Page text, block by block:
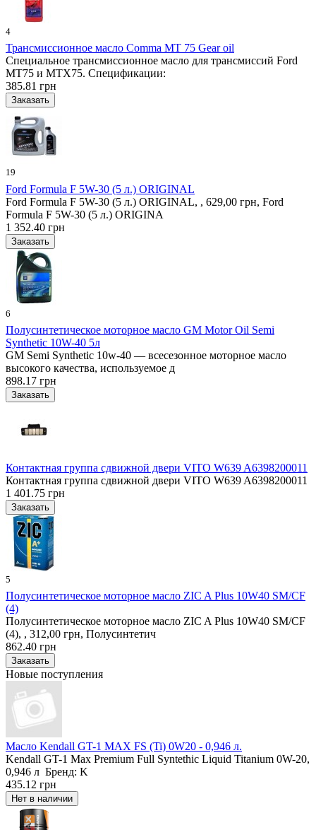
4
Трансмиссионное масло Comma MT 75 Gear oil
Специальное трансмиссионное масло для трансмиссий Ford
MT75 и MTX75. Спецификации:
385.81 грн
19
Ford Formula F 5W-30 (5 л.) ORIGINAL
Ford Formula F 5W-30 (5 л.) ORIGINAL, , 629,00 грн, Ford
Formula F 5W-30 (5 л.) ORIGINA
1 352.40 грн
6
Полусинтетическое моторное масло GM Motor Oil Semi
Synthetic 10W-40 5л
GM Semi Synthetic 10w-40 — всесезонное моторное масло
высокого качества, используемое д
898.17 грн
Контактная группа сдвижной двери VITO W639 A6398200011
Контактная группа сдвижной двери VITO W639 A6398200011
1 401.75 грн
5
Полусинтетическое моторное масло ZIC A Plus 10W40 SM/CF
(4)
Полусинтетическое моторное масло ZIC A Plus 10W40 SM/CF
(4), , 312,00 грн, Полусинтетич
862.40 грн
Новые поступления
Масло Kendall GT-1 MAX FS (Ti) 0W20 - 0,946 л.
Kendall GT-1 Max Premium Full Syntethic Liquid Titanium 0W-20,
0,946 л Бренд: K
435.12 грн